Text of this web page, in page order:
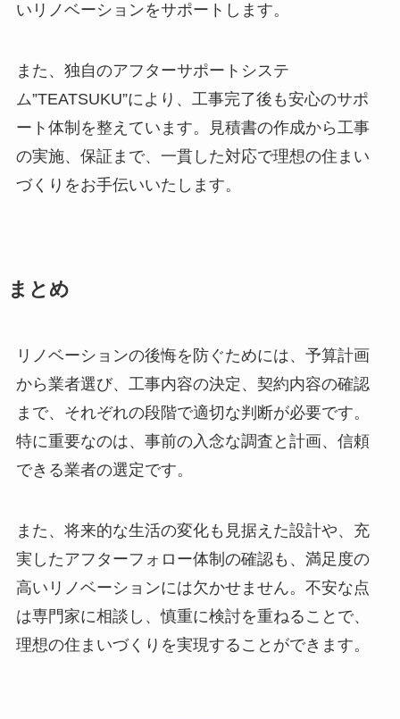
いリノベーションをサポートします。
また、独自のアフターサポートシステ
ム”TEATSUKU”により、工事完了後も安心のサポ
ート体制を整えています。見積書の作成から工事
の実施、保証まで、一貫した対応で理想の住まい
づくりをお手伝いいたします。
まとめ
リノベーションの後悔を防ぐためには、予算計画
から業者選び、工事内容の決定、契約内容の確認
まで、それぞれの段階で適切な判断が必要です。
特に重要なのは、事前の入念な調査と計画、信頼
できる業者の選定です。
また、将来的な生活の変化も見据えた設計や、充
実したアフターフォロー体制の確認も、満足度の
高いリノベーションには欠かせません。不安な点
は専門家に相談し、慎重に検討を重ねることで、
理想の住まいづくりを実現することができます。